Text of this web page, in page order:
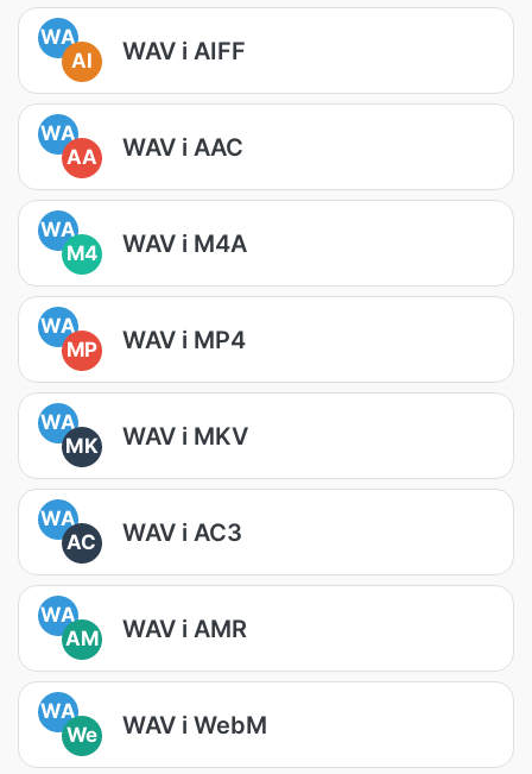
WA
AI
WAV i AIFF
WA
AA
WAV i AAC
WA
M4
WAV i M4A
WA
MP
WAV i MP4
WA
MK
WAV i MKV
WA
AC
WAV i AC3
WA
AM
WAV i AMR
WA
We
WAV i WebM